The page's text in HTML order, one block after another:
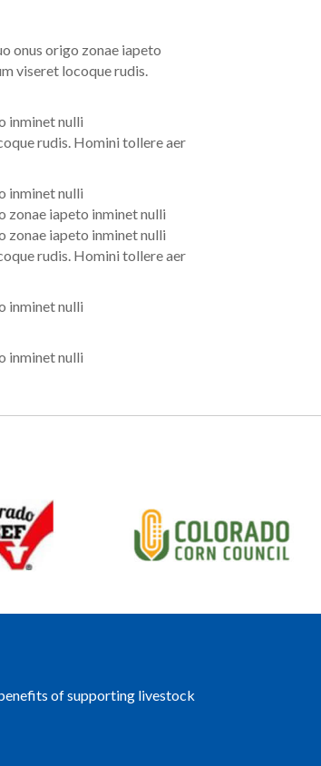
onus origo zonae iapeto
viseret locoque rudis.
inminet nulli
rudis. Homini tollere aer
inminet nulli
zonae iapeto inminet nulli
zonae iapeto inminet nulli
rudis. Homini tollere aer
inminet nulli
inminet nulli
of supporting livestock